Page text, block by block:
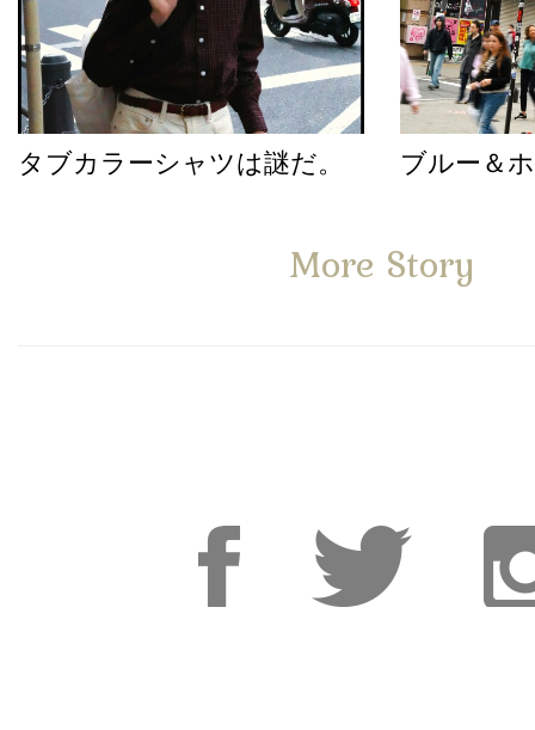
タブカラーシャツは謎だ。 ブルー＆
More Story